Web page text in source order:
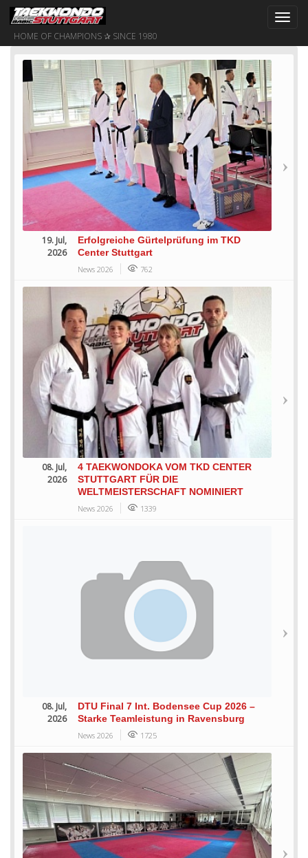
HOME OF CHAMPIONS ✰ SINCE 1980
19. Jul,
2026
Erfolgreiche Gürtelprüfung im TKD
Center Stuttgart
News 2026 762
08. Jul,
2026
4 TAEKWONDOKA VOM TKD CENTER
STUTTGART FÜR DIE
WELTMEISTERSCHAFT NOMINIERT
News 2026 1339
08. Jul,
2026
DTU Final 7 Int. Bodensee Cup 2026 –
Starke Teamleistung in Ravensburg
News 2026 1725